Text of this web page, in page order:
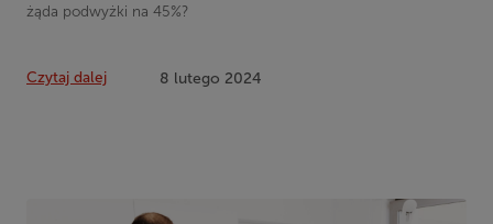
żąda podwyżki na 45%?
Czytaj dalej 8 lutego 2024